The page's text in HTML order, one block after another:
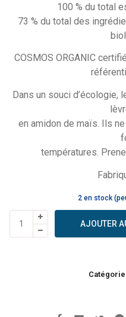
100 % du total
73 % du total des
COSMOS ORGANIC
Dans un souci d’écologie,
en amidon de maïs. Ils
températures.
2 en stock
quantité
de
AJOUTER
Catégorie